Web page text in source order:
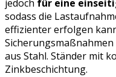
jedoch für eine
sodass die
effizienter erfolgen
aus Stahl. Ständer mit
Zinkbeschichtung.